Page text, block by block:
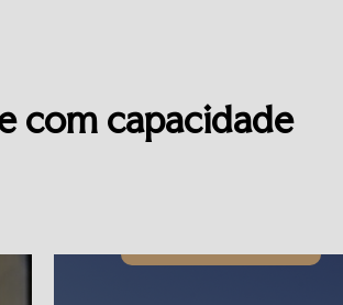
com capacidade